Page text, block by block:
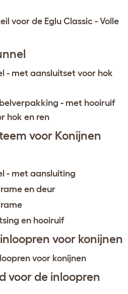
voor de Eglu Classic - Volle
- met aansluitset voor hok
- met hooiruif
hok en ren
voor Konijnen
- met aansluiting
en deur
en hooiruif
voor konijnen
voor konijnen
voor de inloopren